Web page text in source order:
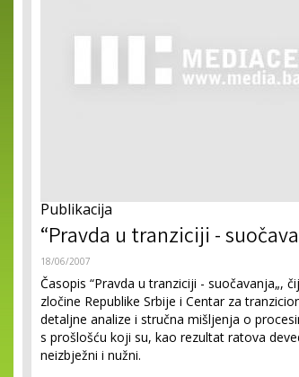
Publikacija
“Pravda u tranziciji -
18/06/2007
Časopis “Pravda u tranziciji - suočavanja„,
zločine Republike Srbije i Centar za
detaljne analize i stručna mišljenja o
s prošlošću koji su, kao rezultat ratova
neizbježni i nužni.